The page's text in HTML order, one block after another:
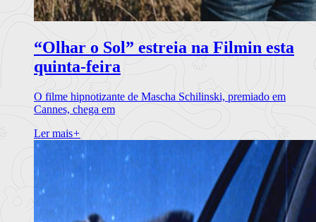
“Olhar o Sol” estreia na Filmin esta
quinta-feira
O filme hipnotizante de Mascha Schilinski, premiado em
Cannes, chega em
Ler mais+